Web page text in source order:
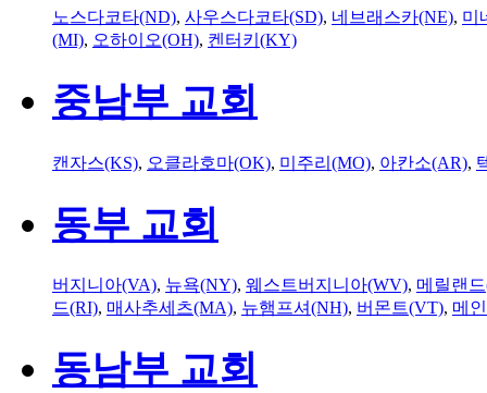
노스다코타(ND), 사우스다코타(SD), 네브래스카(NE), 미
(MI), 오하이오(OH), 켄터키(KY)
중남부 교회
캔자스(KS), 오클라호마(OK), 미주리(MO), 아칸소(AR),
동부 교회
버지니아(VA), 뉴욕(NY), 웨스트버지니아(WV), 메릴랜
드(RI), 매사추세츠(MA), 뉴햄프셔(NH), 버몬트(VT), 메
동남부 교회